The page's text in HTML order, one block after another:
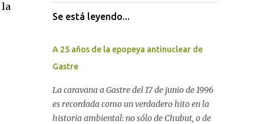
la
Se está leyendo...
A 25 años de la epopeya antinuclear de
Gastre
La caravana a Gastre del 17 de junio de 1996
es recordada como un verdadero hito en la
historia ambiental: no sólo de Chubut, o de